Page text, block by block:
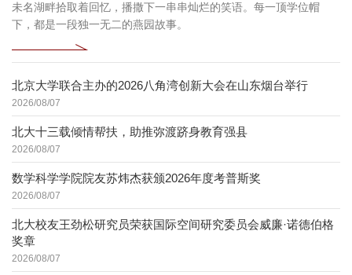
未名湖畔拾取着回忆，播撒下一串串灿烂的笑语。每一顶学位帽
下，都是一段独一无二的燕园故事。
北京大学联合主办的2026八角湾创新大会在山东烟台举行
2026/08/07
北大十三载倾情帮扶，助推弥渡跻身教育强县
2026/08/07
数学科学学院院友苏炜杰获颁2026年度考普斯奖
2026/08/07
北大校友王劲松研究员荣获国际空间研究委员会威廉·诺德伯格
奖章
2026/08/07